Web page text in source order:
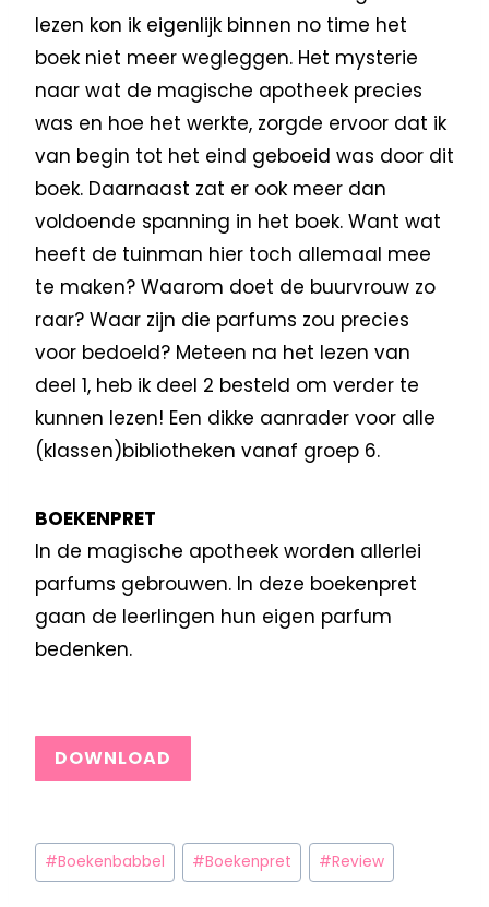
lezen kon ik eigenlijk binnen no time het
boek niet meer wegleggen. Het mysterie
naar wat de magische apotheek precies
was en hoe het werkte, zorgde ervoor dat ik
van begin tot het eind geboeid was door dit
boek. Daarnaast zat er ook meer dan
voldoende spanning in het boek. Want wat
heeft de tuinman hier toch allemaal mee
te maken? Waarom doet de buurvrouw zo
raar? Waar zijn die parfums zou precies
voor bedoeld? Meteen na het lezen van
deel 1, heb ik deel 2 besteld om verder te
kunnen lezen! Een dikke aanrader voor alle
(klassen)bibliotheken vanaf groep 6.
BOEKENPRET
In de magische apotheek worden allerlei
parfums gebrouwen. In deze boekenpret
gaan de leerlingen hun eigen parfum
bedenken.
DOWNLOAD
#Boekenbabbel #Boekenpret #Review